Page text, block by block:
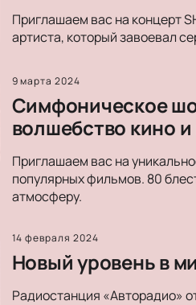
Приглашаем вас на концерт
артиста, который завоевал
9 марта 2024
Симфоническое
волшебство кино
Приглашаем вас на
популярных фильмов. 80
атмосферу.
14 февраля 2024
Новый уровень в
Радиостанция «Авторадио»